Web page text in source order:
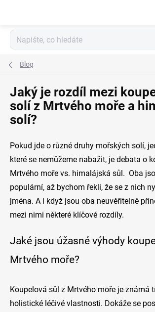
Blog
Jaký je rozdíl mezi
solí z Mrtvého moře a
solí?
Pokud jde o různé druhy mořských solí,
které se nemůžeme nabažit, je debata o
Mrtvého moře vs. himalájská sůl. Oba
populární, až bychom řekli, že se z nich
jména. A i když jsou oba neuvěřitelně
mezi nimi některé klíčové rozdíly.
Jaké jsou úžasné výhody
Mrtvého moře?
Koupelová sůl z Mrtvého moře je známá
holistické léčivé vlastnosti. Dokáže se